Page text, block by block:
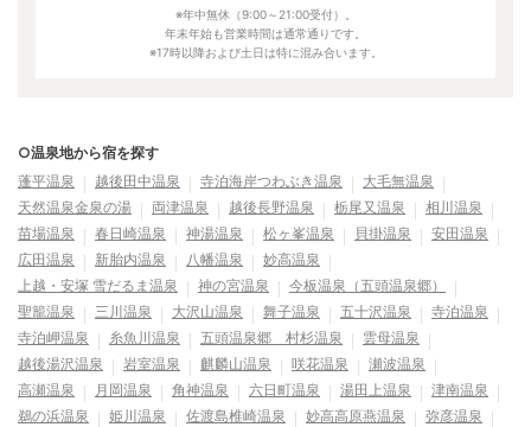
※年中無休（9:00～21:00受付）。
年末年始も営業時間は通常通りです。
※17時以降および土日は特に混み合います。
○温泉地から宿を探す
蓬平温泉
越後田中温泉 寺泊海岸つわぶき温泉
大毛無温泉
天然温泉金泉の湯
両津温泉 越後長野温泉 栃尾又温泉
相川温泉
苗場温泉
春日崎温泉 神湯温泉 松ヶ峯温泉 貝掛温泉
安田温泉
広田温泉
新胎内温泉 八幡温泉
妙高温泉
上越・安塚 雪だるま温泉
神の宮温泉
今板温泉（五頭温泉郷）
聖籠温泉
三川温泉 大沢山温泉 舞子温泉 五十沢温泉
寺泊温泉
寺泊岬温泉
糸魚川温泉 五頭温泉郷 村杉温泉
雲母温泉
越後湯沢温泉
岩室温泉 麒麟山温泉 咲花温泉
瀬波温泉
高瀬温泉
月岡温泉 角神温泉 六日町温泉 湯田上温泉
津南温泉
鵜の浜温泉
姫川温泉 佐渡島椎崎温泉 妙高高原燕温泉
弥彦温泉